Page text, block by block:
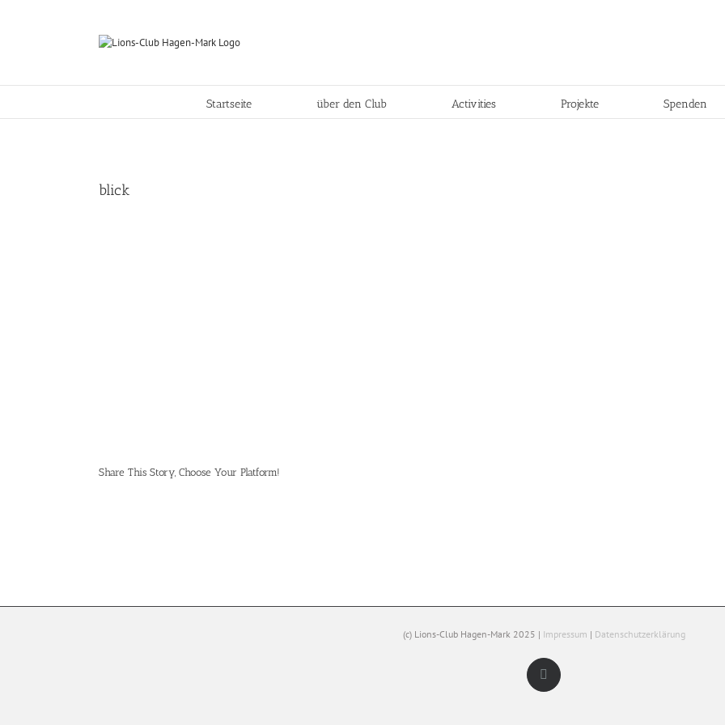
Startseite über den Club Activities Projekte Spenden
blick
Share This Story, Choose Your Platform!
(c) Lions-Club Hagen-Mark 2025 | Impressum | Datenschutzerklärung
Facebook